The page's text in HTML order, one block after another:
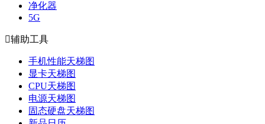
净化器
5G
辅助工具
手机性能天梯图
显卡天梯图
CPU天梯图
电源天梯图
固态硬盘天梯图